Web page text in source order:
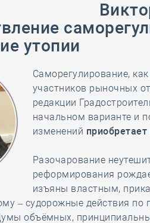
утопии
Саморегулирование,
участников рыночных
редакции
начальном варианте и
изменений
Разочарование
реформирования
изъяны властным,
– судорожные действия по
объёмных,